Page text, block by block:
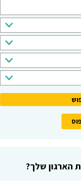
הארגון שלך?